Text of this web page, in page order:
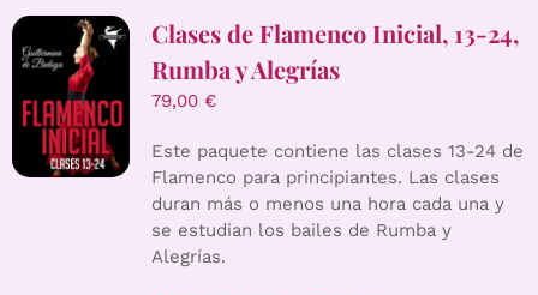
Clases de Flamenco Inicial, 13-24,
Rumba y Alegrías
79,00 €
Este paquete contiene las clases 13-24 de
Flamenco para principiantes. Las clases
duran más o menos una hora cada una y
se estudian los bailes de Rumba y
Alegrías.